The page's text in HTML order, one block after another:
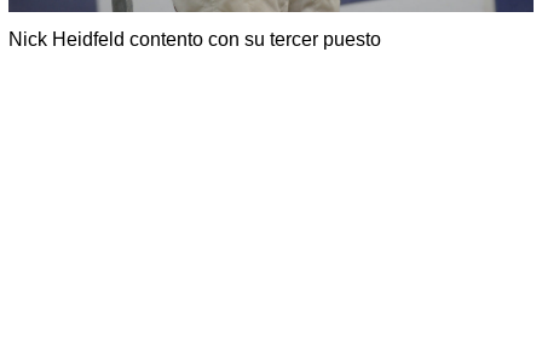
Nick Heidfeld contento con su tercer puesto